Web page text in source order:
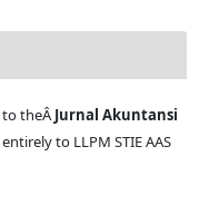
to theÂJurnal Akuntansi
to LLPM STIE AAS